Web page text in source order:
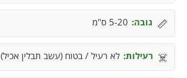
📏 גובה: 5-20 ס"מ
☠️ רעילות: לא רעיל / בטוח (עשב תבלין אכיל)